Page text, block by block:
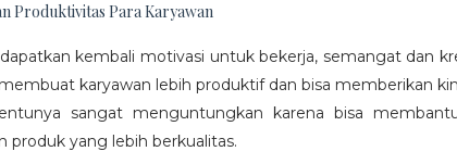
Produktivitas Para Karyawan
kembali motivasi untuk bekerja, semangat dan
karyawan lebih produktif dan bisa memberikan
sangat menguntungkan karena bisa
produk yang lebih berkualitas.